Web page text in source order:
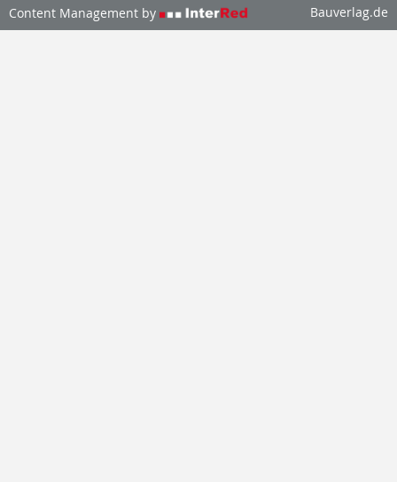
Content Management by
Bauverlag.de